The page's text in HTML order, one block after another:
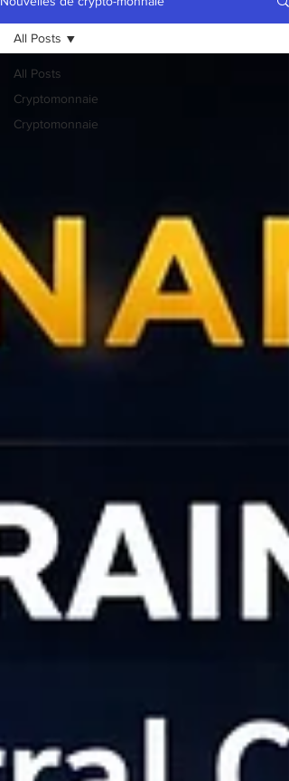
All Posts
Cryptomonnaie
Cryptomonnaie
All Posts